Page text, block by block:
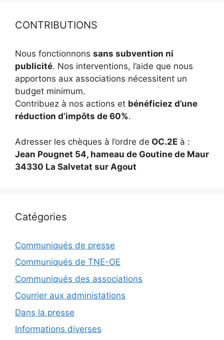
CONTRIBUTIONS
Nous fonctionnons sans subvention ni
publicité. Nos interventions, l’aide que nous
apportons aux associations nécessitent un
budget minimum.
Contribuez à nos actions et bénéficiez d’une
réduction d’impôts de 60%.
Adresser les chèques à l’ordre de OC.2E à :
Jean Pougnet 54, hameau de Goutine de Maur
34330 La Salvetat sur Agout
Catégories
Communiqués de presse
Communiqués de TNE-OE
Communiqués des associations
Courrier aux administations
Dans la presse
Informations diverses